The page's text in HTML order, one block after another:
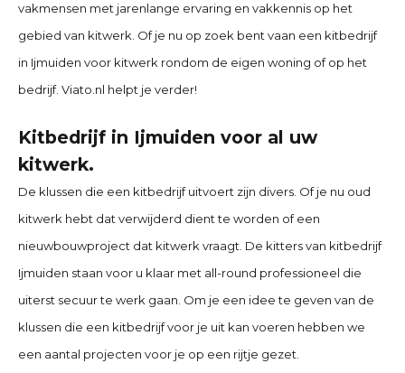
vakmensen met jarenlange ervaring en vakkennis op het
gebied van kitwerk. Of je nu op zoek bent vaan een kitbedrijf
in Ijmuiden voor kitwerk rondom de eigen woning of op het
bedrijf. Viato.nl helpt je verder!
Kitbedrijf in Ijmuiden voor al uw
kitwerk.
De klussen die een kitbedrijf uitvoert zijn divers. Of je nu oud
kitwerk hebt dat verwijderd dient te worden of een
nieuwbouwproject dat kitwerk vraagt. De kitters van kitbedrijf
Ijmuiden staan voor u klaar met all-round professioneel die
uiterst secuur te werk gaan. Om je een idee te geven van de
klussen die een kitbedrijf voor je uit kan voeren hebben we
een aantal projecten voor je op een rijtje gezet.